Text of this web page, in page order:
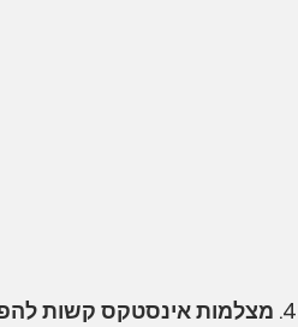
4. מצלמות אינסטקס קשות להפעלה